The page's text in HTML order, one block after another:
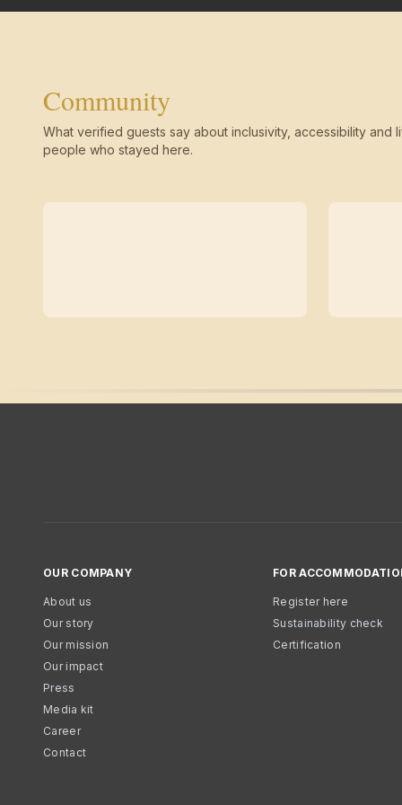
Community
What verified guests say about inclusivity, accessibility and
people who stayed here.
OUR COMPANY
About us
Our story
Our mission
Our impact
Press
Media kit
Career
Contact
FOR
Register here
Sustainability check
Certification